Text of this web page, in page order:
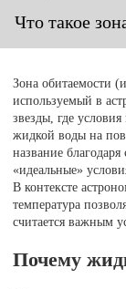
Что такое
Зона обитаемости
используемый в
звезды, где
жидкой воды на
название благодаря
«идеальные»
В контексте
температура
считается важным
Почему